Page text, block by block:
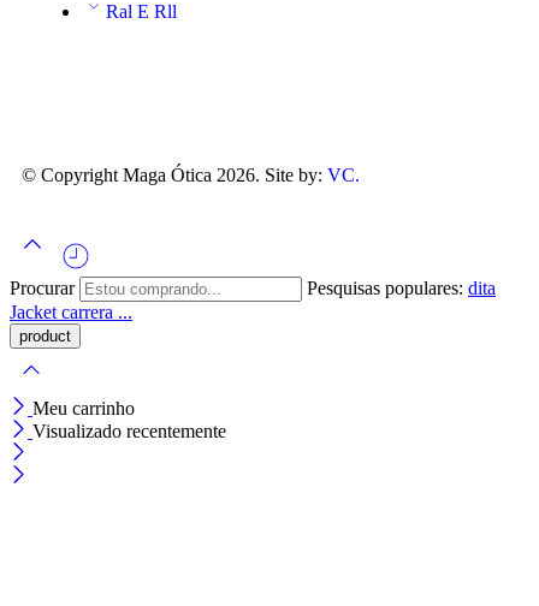
Ral E Rll
© Copyright Maga Ótica 2026. Site by: VC.
Procurar Pesquisas populares: dita
Jacket carrera ...
Meu carrinho
Visualizado recentemente